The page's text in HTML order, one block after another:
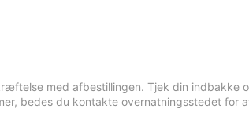
med afbestillingen. Tjek din indbakke
bedes du kontakte overnatningsstedet for